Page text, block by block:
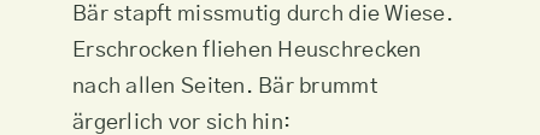
Bär stapft missmutig durch die Wiese.
Erschrocken fliehen Heuschrecken
nach allen Seiten. Bär brummt
ärgerlich vor sich hin: